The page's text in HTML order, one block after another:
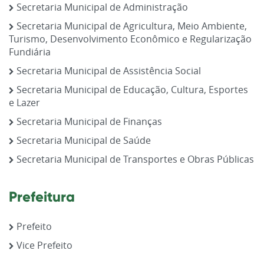
Secretaria Municipal de Administração
Secretaria Municipal de Agricultura, Meio Ambiente,
Turismo, Desenvolvimento Econômico e Regularização
Fundiária
Secretaria Municipal de Assistência Social
Secretaria Municipal de Educação, Cultura, Esportes
e Lazer
Secretaria Municipal de Finanças
Secretaria Municipal de Saúde
Secretaria Municipal de Transportes e Obras Públicas
Prefeitura
Prefeito
Vice Prefeito